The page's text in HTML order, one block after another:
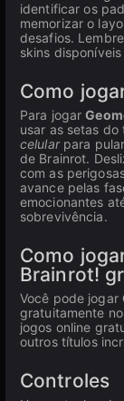
identificar os
memorizar o
desafios.
skins
Como
Para jogar
usar as setas
celularpara
de Brainrot.
com as
avance pelas
emocionantes
sobrevivência.
Como
Brainrot!
Você pode jogar
gratuitamente
jogos online
outros títulos
Controles